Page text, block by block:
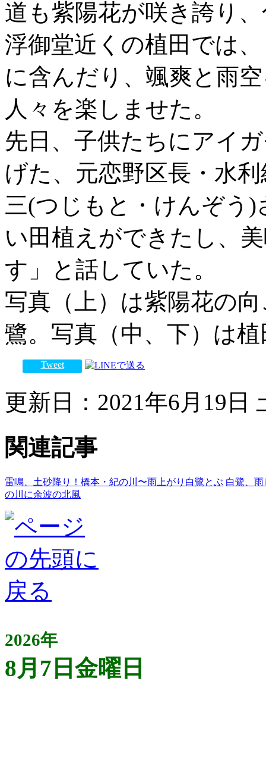
道も紫陽花が咲き誇り
浮御堂近くの植田では
に含んだり、颯爽と雨
人々を楽しませた。
先日、子供たちにアイ
げた、元恋野区長・水
三(つじもと・けんぞう
い田植えができたし、
す」と話していた。
写真（上）は紫陽花の
鷺。写真（中、下）は
Tweet
更新日：2021年6月19日
関連記事
雷鳴、土砂降り！橋本・紀の川〜雨上がり白鷺とぶ 白鷺、
の川に余波の北風
2026年
8月7日金曜日